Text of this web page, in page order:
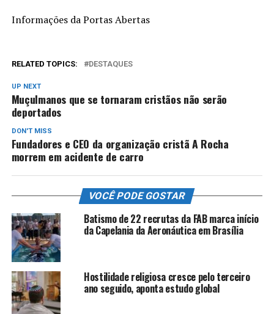
Informações da Portas Abertas
RELATED TOPICS: DESTAQUES
UP NEXT
Muçulmanos que se tornaram cristãos não serão
deportados
DON'T MISS
Fundadores e CEO da organização cristã A Rocha
morrem em acidente de carro
VOCÊ PODE GOSTAR
Batismo de 22 recrutas da FAB marca início
da Capelania da Aeronáutica em Brasília
Hostilidade religiosa cresce pelo terceiro
ano seguido, aponta estudo global